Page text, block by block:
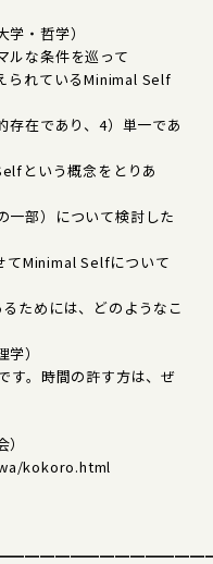
・哲学）
ルな条件を巡って
られているMinimal Self
存在であり、4）単一であ
という概念をとりあ
一部）について検討した
Minimal Selfについて
ためには、どのようなこ
）
す。時間の許す方は、ぜ
kokoro.html